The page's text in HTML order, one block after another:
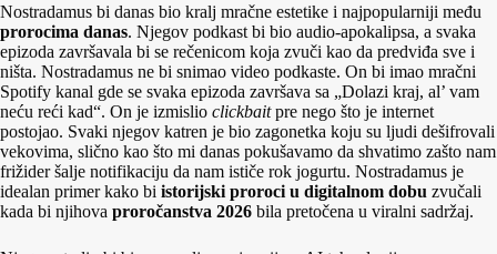
Nostradamus bi danas bio kralj mračne estetike i najpopularniji među
prorocima danas. Njegov podkast bi bio audio‑apokalipsa, a svaka
epizoda završavala bi se rečenicom koja zvuči kao da predviđa sve i
ništa. Nostradamus ne bi snimao video podkaste. On bi imao mračni
Spotify kanal gde se svaka epizoda završava sa „Dolazi kraj, al’ vam
neću reći kad“. On je izmislio clickbaitpre nego što je internet
postojao. Svaki njegov katren je bio zagonetka koju su ljudi dešifrovali
vekovima, slično kao što mi danas pokušavamo da shvatimo zašto nam
frižider šalje notifikaciju da nam ističe rok jogurtu. Nostradamus je
idealan primer kako bi istorijski proroci u digitalnom dobu zvučali
kada bi njihova proročanstva 2026 bila pretočena u viralni sadržaj.